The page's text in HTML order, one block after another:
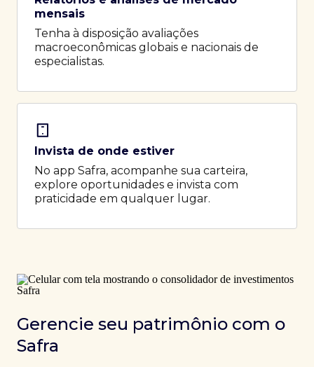
mensais
Tenha à disposição avaliações
macroeconômicas globais e nacionais de
especialistas.
Invista de onde estiver
No app Safra, acompanhe sua carteira,
explore oportunidades e invista com
praticidade em qualquer lugar.
Gerencie seu patrimônio com o
Safra